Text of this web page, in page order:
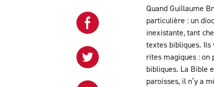
Quand Guillaume
particulière : un
inexistante, tant
textes bibliques. Ils
rites magiques : on
bibliques. La Bible
paroisses, il n’y a